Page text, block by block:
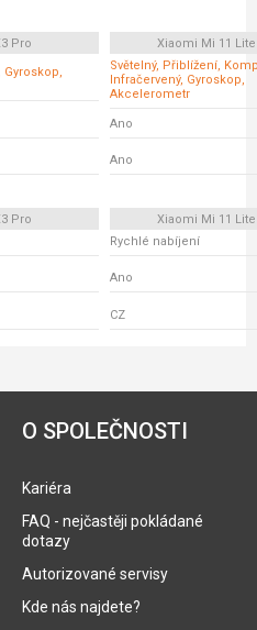
Pro Xiaomi Mi 11 Lite
Světelný, Přiblížení,
Infračervený, Gyroskop,
Akcelerometr
Ano
Ano
Pro
Xiaomi Mi 11 Lite
Rychlé nabíjení
Ano
CZ
O SPOLEČNOSTI
Kariéra
FAQ - nejčastěji pokládané
dotazy
Autorizované servisy
Kde nás najdete?